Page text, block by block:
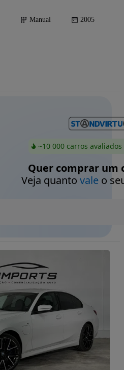
Manual 2005
~10 000 carros
Quer comprar um
Veja quanto valeo